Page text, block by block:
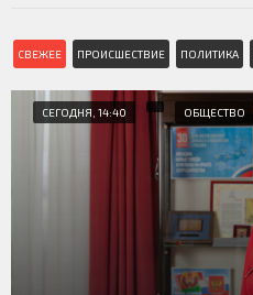
СВЕЖЕЕ ПРОИСШЕСТВИЕ ПОЛИТИКА
СЕГОДНЯ, 14:40 ОБЩЕСТВО